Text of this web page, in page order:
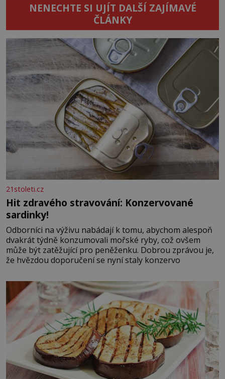
NENECHTE SI UJÍT DALŠÍ ZAJÍMAVÉ
ČLÁNKY
21stoleti.cz
Hit zdravého stravování: Konzervované
sardinky!
Odborníci na výživu nabádají k tomu, abychom alespoň
dvakrát týdně konzumovali mořské ryby, což ovšem
může být zatěžující pro peněženku. Dobrou zprávou je,
že hvězdou doporučení se nyní staly konzervo